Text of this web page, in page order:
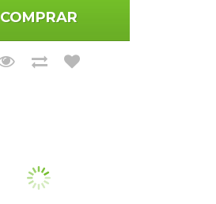
COMPRAR